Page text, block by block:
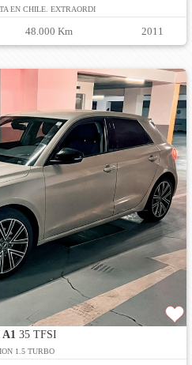
EN CHILE. EXTRAORDI
48.000 Km 2011
A1 35 TFSI
1.5 TURBO